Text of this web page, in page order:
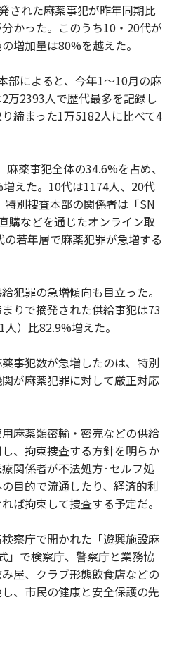
された麻薬事犯が昨年同期比
かった。このうち10・20代が
増加量は80%を越えた。
部によると、今年1～10月の麻
万2393人で歴代最多を記録し
締まった1万5182人に比べて4
薬事犯全体の34.6%を占め、
えた。10代は1174人、20代
別捜査本部の関係者は「SN
購などを通じたオンライン取
若年層で麻薬犯罪が急増する
犯罪の急増傾向も目立った。
りで摘発された供給事犯は73
）比82.9%増えた。
事犯数が急増したのは、特別
が麻薬犯罪に対して厳正対応
麻薬類密輸・密売などの供給
、拘束捜査する方針を明らか
関係者が不法処方·セルフ処
目的で流通したり、経済的利
ば拘束して捜査する予定だ。
察庁で開かれた「遊興施設麻
」で検察庁、警察庁と業務協
屋、クラブ形態飲食店などの
、市民の健康と安全保護の先